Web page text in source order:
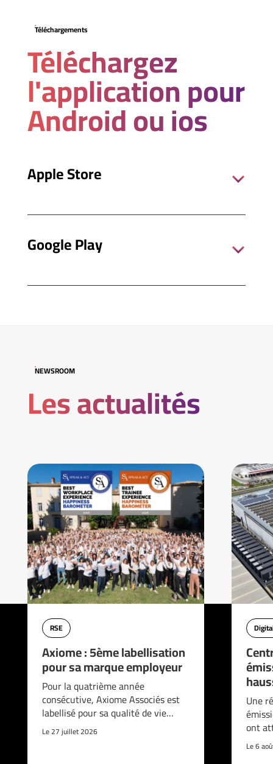
Téléchargements
Téléchargez
l'application pour
Android ou ios
Apple Store
Google Play
NEWSROOM
Les actualités
RSE
Axiome : 5ème labellisation
pour sa marque employeur
Pour la quatrième année
consécutive, Axiome Associés est
labellisé pour sa qualité de vie…
Le 27 juillet 2026
Une
ont
Le 6